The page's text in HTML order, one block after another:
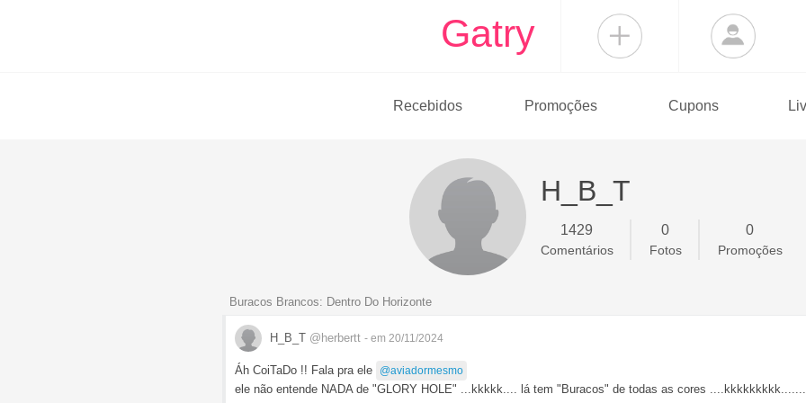
Gatry
Recebidos Promoções Cupons
H_B_T
1429
Comentários
0
Fotos
0
Promoções
Buracos Brancos: Dentro Do Horizonte
H_B_T @herbertt - em 20/11/2024
Áh CoiTaDo !! Fala pra ele @aviadormesmo
ele não entende NADA de "GLORY HOLE" ...kkkkk.... lá tem "Buracos" de todas as cores